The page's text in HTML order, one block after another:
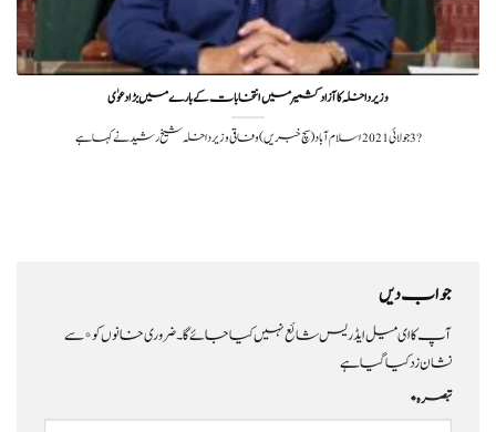
وزیر داخلہ کا آزاد کشمیر میں انتخابات کے بارے میں بڑا دعوٰی
?️ 3 جولائی 2021اسلام آباد (سچ خبریں) وفاقی وزیر داخلہ شیخ رشید نے کہا ہے
جواب دیں
آپ کا ای میل ایڈریس شائع نہیں کیا جائے گا۔ضروری خانوں کو*سے
نشان زد کیا گیا ہے
تبصرہ*